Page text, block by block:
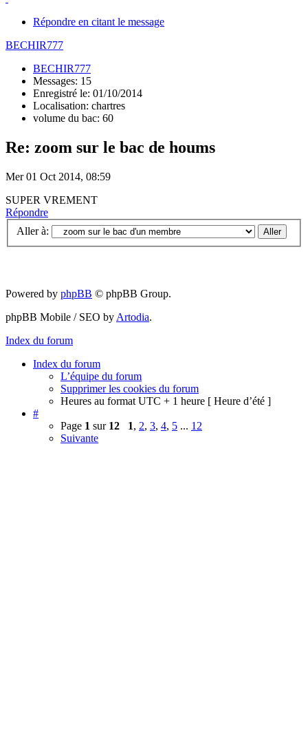
Répondre en citant le message
BECHIR777
BECHIR777
Messages: 15
Enregistré le: 01/10/2014
Localisation: chartres
volume du bac: 60
Re: zoom sur le bac de houms
Mer 01 Oct 2014, 08:59
SUPER VREMENT
Répondre
Aller à:
Powered by phpBB © phpBB Group.
phpBB Mobile / SEO by Artodia.
Index du forum
Index du forum
L’équipe du forum
Supprimer les cookies du forum
Heures au format UTC + 1 heure [ Heure d’été ]
#
Page 1 sur 12 1, 2, 3, 4, 5 ... 12
Suivante